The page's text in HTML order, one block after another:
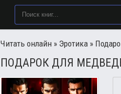
Читать онлайн » Эротика »
ПОДАРОК ДЛЯ